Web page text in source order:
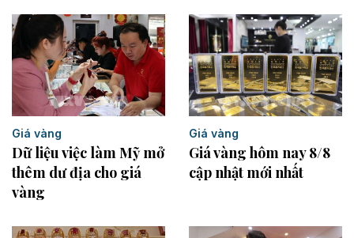
Giá vàng
Dữ liệu việc làm Mỹ mở
thêm dư địa cho giá
vàng
Giá vàng
Giá vàng hôm nay 8/8
cập nhật mới nhất